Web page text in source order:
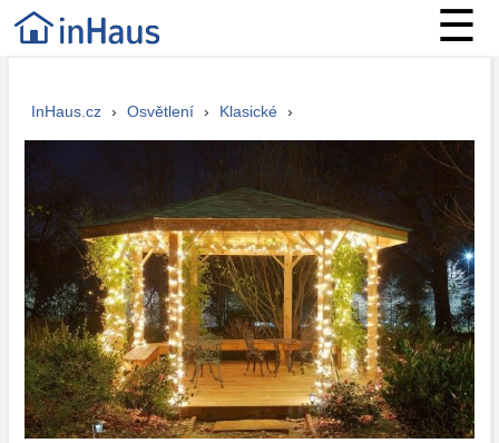
☰
InHaus.cz › Osvětlení › Klasické ›